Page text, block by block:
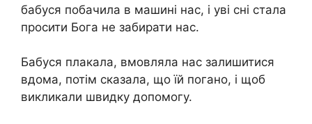
бабуся побачила в машині нас, і уві сні стала
просити Бога не забирати нас.
Бабуся плакала, вмовляла нас залишитися
вдома, потім сказала, що їй погано, і щоб
викликали швидку допомогу.